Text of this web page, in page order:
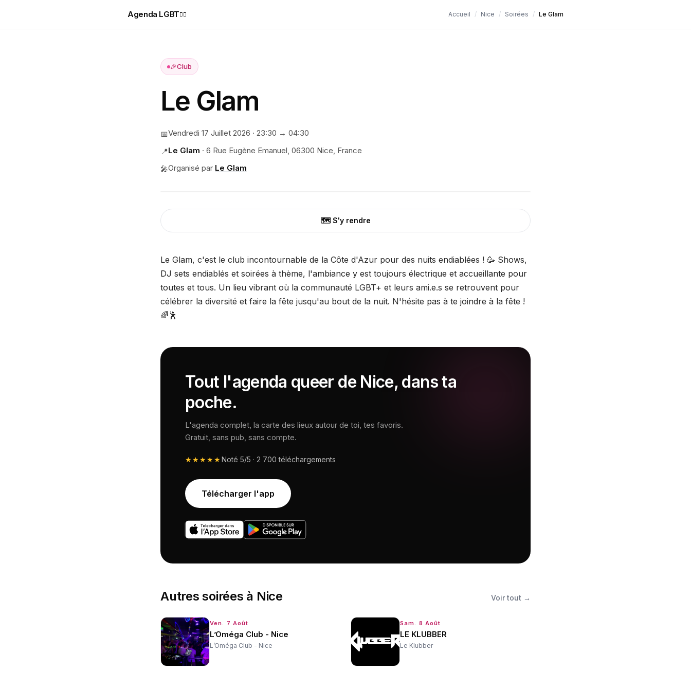
Agenda LGBT🏳️‍🌈 Accueil / Nice / Soirées / Le Glam
🎉Club
Le Glam
📅Vendredi 17 Juillet 2026 · 23:30 → 04:30
📍Le Glam · 6 Rue Eugène Emanuel, 06300 Nice, France
🎤Organisé par Le Glam
🗺️ S'y rendre
Le Glam, c'est le club incontournable de la Côte d'Azur pour des nuits endiablées ! 🥳 Shows,
DJ sets endiablés et soirées à thème, l'ambiance y est toujours électrique et accueillante pour
toutes et tous. Un lieu vibrant où la communauté LGBT+ et leurs ami.e.s se retrouvent pour
célébrer la diversité et faire la fête jusqu'au bout de la nuit. N'hésite pas à te joindre à la fête !
🌈🕺
Tout l'agenda queer de Nice, dans ta
poche.
L'agenda complet, la carte des lieux autour de toi, tes favoris.
Gratuit, sans pub, sans compte.
★★★★★Noté 5/5 · 2 700 téléchargements
Télécharger l'app
Autressoirées à Nice Voir tout →
Ven. 7 Août
L’Oméga Club - Nice
L’Oméga Club - Nice
Sam. 8 Août
LE KLUBBER
Le Klubber